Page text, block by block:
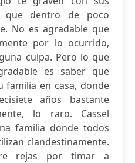
que dentro de poco
No es agradable que
por lo ocurrido,
culpa. Pero lo que
es saber que
familia en casa, donde
años bastante
lo raro. Cassel
familia donde todos
clandestinamente.
rejas por timar a